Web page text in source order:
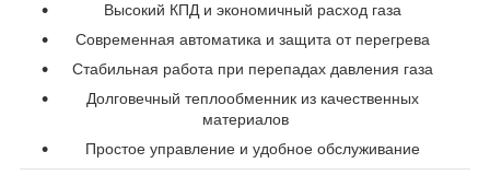
Высокий КПД и экономичный расход газа
Современная автоматика и защита от перегрева
Стабильная работа при перепадах давления газа
Долговечный теплообменник из качественных
материалов
Простое управление и удобное обслуживание